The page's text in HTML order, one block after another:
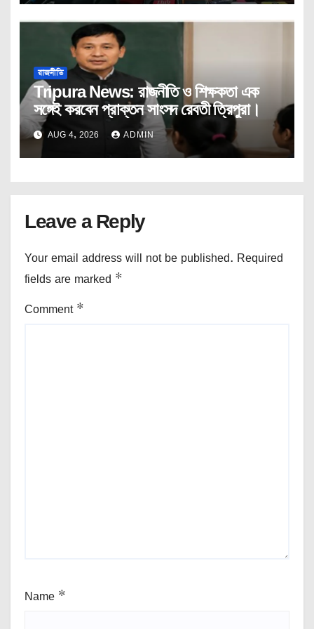
রাজনীতি
Tripura News: রাজনীতি ও শিক্ষকতা এক
সঙ্গেই করবেন প্রাক্তন সাংসদ রেবতী ত্রিপুরা।
AUG 4, 2026 ADMIN
Leave a Reply
Your email address will not be published. Required
fields are marked *
Comment *
Name *